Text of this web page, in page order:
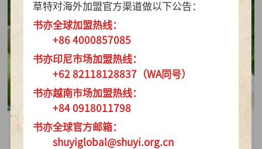
2026-07-28
草特对海外加盟官方渠道做以下公告：
书亦全球加盟热线：
+86 4000857085
书亦印尼市场加盟热线：
+62 82118128837（WA同号）
书亦越南市场加盟热线：
+84 0918011798
书亦全球官方邮箱：
shuyiglobal@shuyi.org.cn